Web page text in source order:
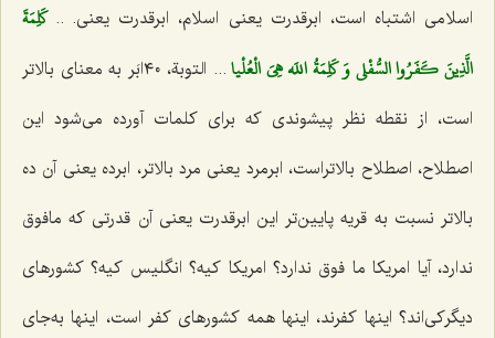
اسلامی اشتباه است، ابرقدرت یعنی اسلام، ابرقدرت یعنی. .. كَلِمَةَ
الَّذِينَ كَفَرُوا السُّفْلى‌ وَ كَلِمَةُ اللَه هِيَ الْعُلْيا ...
التوبة، ٤٠ابَر به معنای بالاتر
است، از نقطه نظر پیشوندی كه برای كلمات آورده می‌شود این
اصطلاح، اصطلاح بالاتراست، ابرمرد یعنی مرد بالاتر، ابرده یعنی آن ده
بالاتر نسبت به قریه پایین‌تر این ابرقدرت یعنی آن قدرتی كه مافوق
ندارد، آیا امریكا ما فوق ندارد؟ امریكا كیه؟ انگلیس كیه؟ كشورهای
دیگركی‌اند؟ اینها كفرند، اینها همه كشورهای كفر است، اینها به‌جای